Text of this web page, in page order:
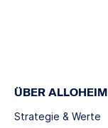
ÜBER ALLOHEIM
Strategie & Werte